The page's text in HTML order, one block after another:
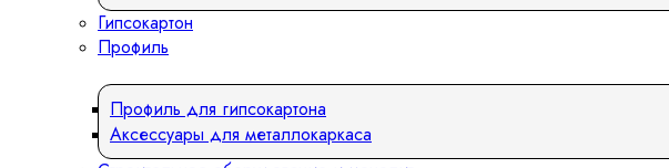
Гипсокартон
Профиль
Профиль для гипсокартона
Аксессуары для металлокаркаса